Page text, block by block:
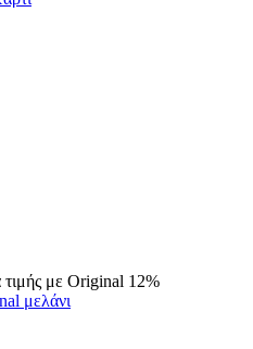
τιμής με Original 12%
μελάνι